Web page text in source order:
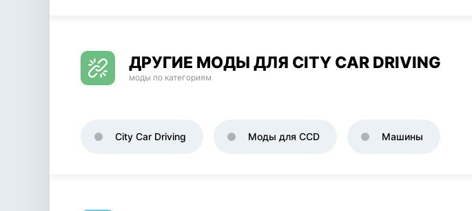
ДРУГИЕ МОДЫ ДЛЯ CITY CAR DRIVING
моды по категориям
City Car Driving Моды для CCD Машины